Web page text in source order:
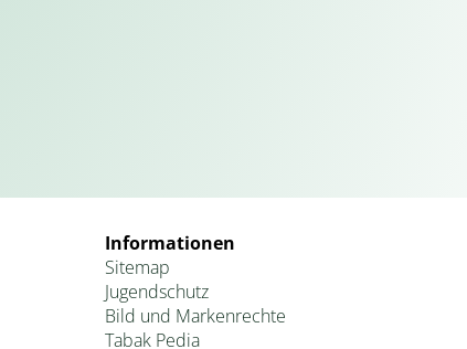
Informationen
Sitemap
Jugendschutz
Bild und Markenrechte
Tabak Pedia